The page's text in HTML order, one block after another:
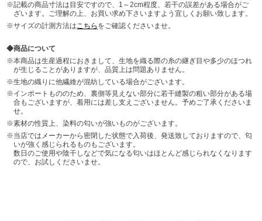
記載の商品寸法は目安ですので、1～2cm程度、若干の誤差がある場合がご
ざいます。ご理解の上、お買い求め下さいますよう宜しくお願い致します。
サイズの計測方法は こちら をご確認くださいませ。
商品について
本商品は生産過程におきまして、生地を織る際の糸の継ぎ目や多少のほつれ
が生じることがありますが、品質上は問題ありません。
生地の織りに他繊維が混紡している場合がございます。
インポートもののため、裏側等見えない部分に若干縫製の粗い部分がある場
合もございますが、着用には差し支えございません。予めご了承くださいま
せ。
素材の性質上、染料の匂いが強いものがございます。
当店ではメーカーから密閉した状態で入荷後、発送致しておりますので、匂
いが強く感じられるものもございます。
数日のご使用や陰干しなどで気になる匂いはほとんど感じられなくなります
ので、お試しくださいませ。